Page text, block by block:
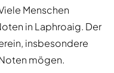
Menschen
in Laphroaig. Der
insbesondere
mögen.